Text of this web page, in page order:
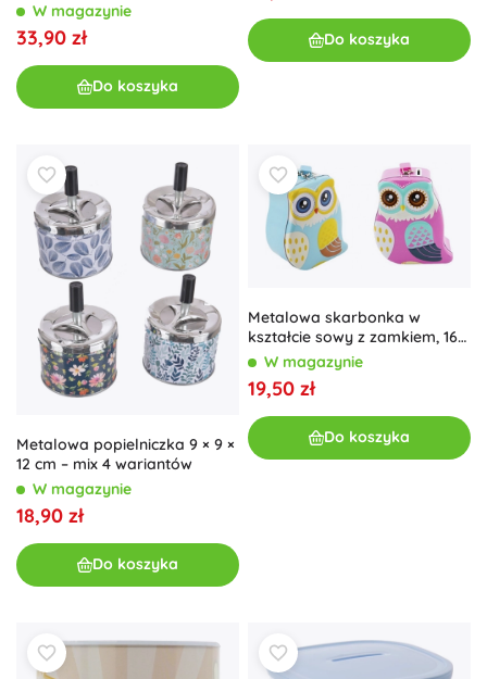
W magazynie
33,90 zł
Do koszyka
Do koszyka
Metalowa popielniczka 9 × 9 ×
12 cm – mix 4 wariantów
W magazynie
18,90 zł
Do koszyka
Metalowa skarbonka w
kształcie sowy z zamkiem, 16
cm, 2 kolory
W magazynie
19,50 zł
Do koszyka